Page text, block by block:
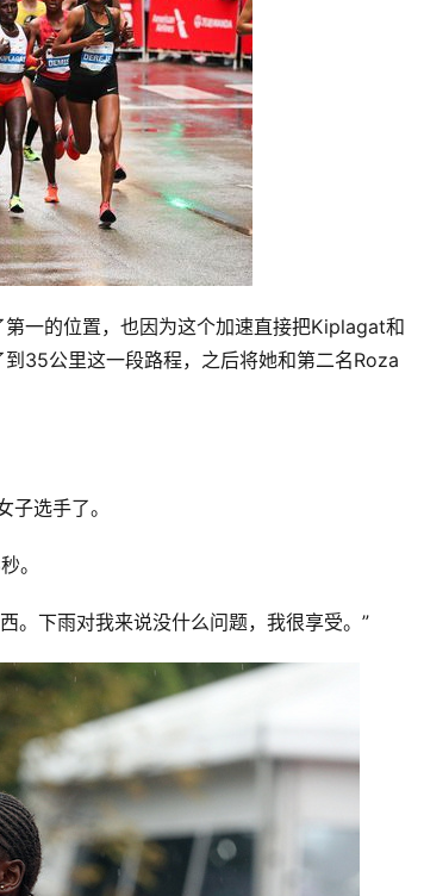
一的位置，也因为这个加速直接把Kiplagat和
35公里这一段路程，之后将她和第二名Roza
子选手了。
。
。下雨对我来说没什么问题，我很享受。”